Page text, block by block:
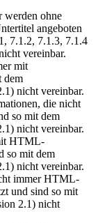
werden ohne
angeboten
7.1.2, 7.1.3, 7.1.4
vereinbar.
mit
dem
nicht vereinbar.
die nicht
so mit dem
nicht vereinbar.
HTML-
so mit dem
nicht vereinbar.
immer HTML-
und sind so mit
2.1) nicht